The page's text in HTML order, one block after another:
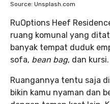
Source: Unsplash.com
RuOptions Heef
ruang komunal yang
banyak tempat duduk
sofa, bean bag, dan kursi.
Ruangannya tentu saja
bikin kamu nyaman dan